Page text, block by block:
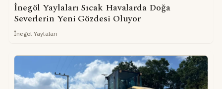
İnegöl Yaylaları Sıcak Havalarda Doğa
Severlerin Yeni Gözdesi Oluyor
İnegöl Yaylaları